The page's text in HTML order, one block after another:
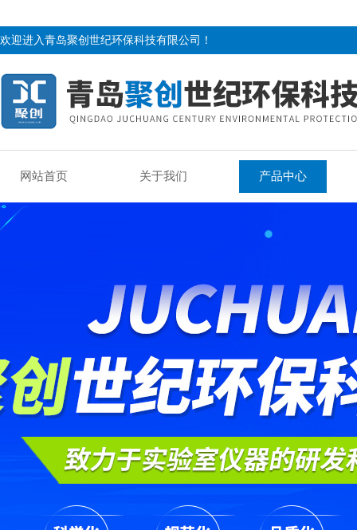
欢迎进入青岛聚创世纪环保科技有限公司！
网站首页 关于我们 产品中心